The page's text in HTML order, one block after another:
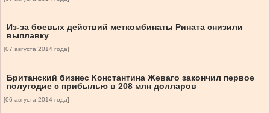
Из-за боевых действий меткомбинаты Рината снизили
выплавку
[07 августа 2014 года]
Британский бизнес Константина Жеваго закончил первое
полугодие с прибылью в 208 млн долларов
[06 августа 2014 года]